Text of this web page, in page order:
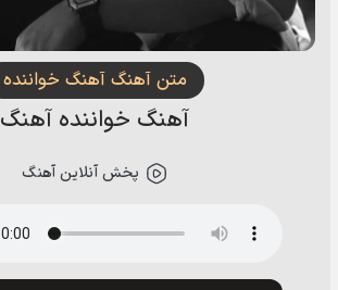
متن آهنگ آهنگ خواننده
آهنگ خواننده آهنگ
پخش آنلاین آهنگ